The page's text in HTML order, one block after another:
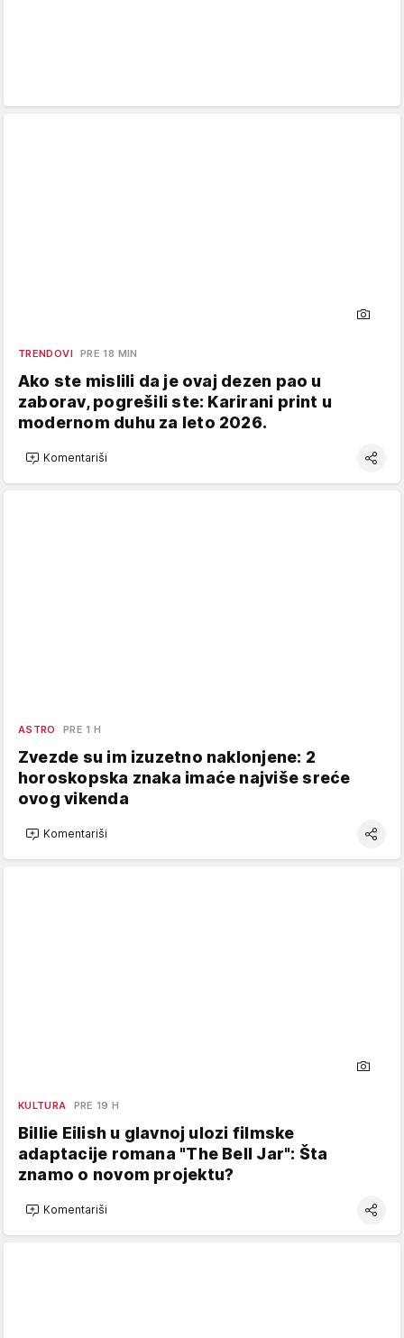
TRENDOVI PRE 18 MIN
Ako ste mislili da je ovaj dezen pao u
zaborav, pogrešili ste: Karirani print u
modernom duhu za leto 2026.
Komentariši
ASTRO PRE 1 H
Zvezde su im izuzetno naklonjene: 2
horoskopska znaka imaće najviše sreće
ovog vikenda
Komentariši
KULTURA PRE 19 H
Billie Eilish u glavnoj ulozi filmske
adaptacije romana "The Bell Jar": Šta
znamo o novom projektu?
Komentariši